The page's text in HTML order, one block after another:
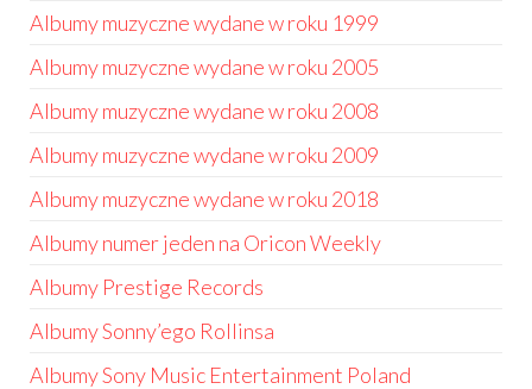
Albumy muzyczne wydane w roku 1999
Albumy muzyczne wydane w roku 2005
Albumy muzyczne wydane w roku 2008
Albumy muzyczne wydane w roku 2009
Albumy muzyczne wydane w roku 2018
Albumy numer jeden na Oricon Weekly
Albumy Prestige Records
Albumy Sonny’ego Rollinsa
Albumy Sony Music Entertainment Poland